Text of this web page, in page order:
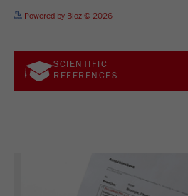
Powered by Bioz © 2026
SCIENTIFIC
REFERENCES